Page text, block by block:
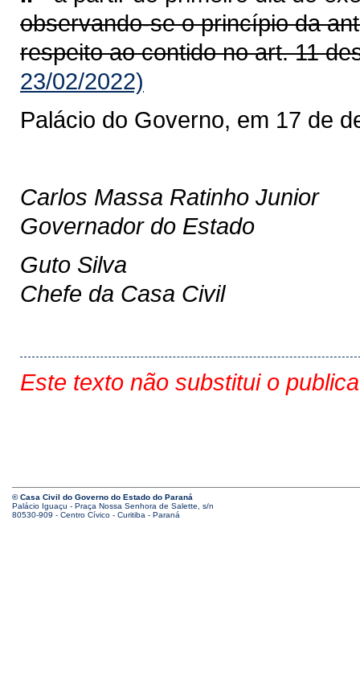
observando-se o princípio da
respeito ao contido no art. 11
23/02/2022)
Palácio do Governo, em 17 de
Carlos Massa Ratinho Junior
Governador do Estado
Guto Silva
Chefe da Casa Civil
Este texto não substitui o
© Casa Civil do Governo do Estado do Paraná
Palácio Iguaçu - Praça Nossa Senhora de Salette, s/n
80530-909 - Centro Cívico - Curitiba - Paraná